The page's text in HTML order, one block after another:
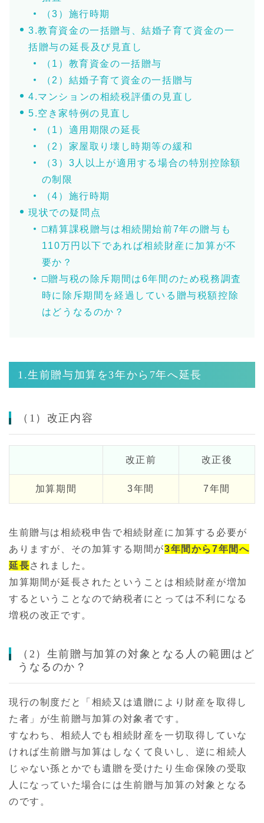
（3）施行時期
3.教育資金の一括贈与、結婚子育て資金の一
括贈与の延長及び見直し
（1）教育資金の一括贈与
（2）結婚子育て資金の一括贈与
4.マンションの相続税評価の見直し
5.空き家特例の見直し
（1）適用期限の延長
（2）家屋取り壊し時期等の緩和
（3）3人以上が適用する場合の特別控除額
の制限
（4）施行時期
現状での疑問点
□精算課税贈与は相続開始前7年の贈与も
110万円以下であれば相続財産に加算が不
要か？
□贈与税の除斥期間は6年間のため税務調査
時に除斥期間を経過している贈与税額控除
はどうなるのか？
1.生前贈与加算を3年から7年へ延長
（1）改正内容
改正前 改正後
加算期間 3年間 7年間
生前贈与は相続税申告で相続財産に加算する必要が
ありますが、その加算する期間が3年間から7年間へ
延長されました。
加算期間が延長されたということは相続財産が増加
するということなので納税者にとっては不利になる
増税の改正です。
（2）生前贈与加算の対象となる人の範囲はど
うなるのか？
現行の制度だと「相続又は遺贈により財産を取得し
た者」が生前贈与加算の対象者です。
すなわち、相続人でも相続財産を一切取得していな
ければ生前贈与加算はしなくて良いし、逆に相続人
じゃない孫とかでも遺贈を受けたり生命保険の受取
人になっていた場合には生前贈与加算の対象となる
のです。